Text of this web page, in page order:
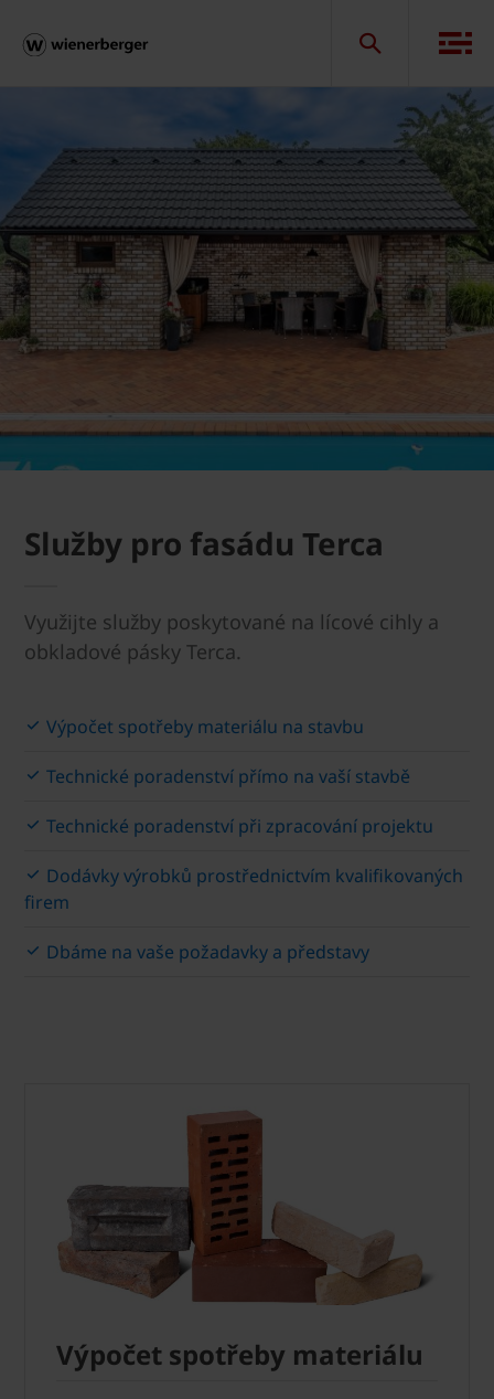
Služby pro fasádu Terca
Využijte služby poskytované na lícové cihly a
obkladové pásky Terca.
Výpočet spotřeby materiálu na stavbu
Technické poradenství přímo na vaší stavbě
Technické poradenství při zpracování projektu
Dodávky výrobků prostřednictvím kvalifikovaných
firem
Dbáme na vaše požadavky a představy
Výpočet spotřeby materiálu